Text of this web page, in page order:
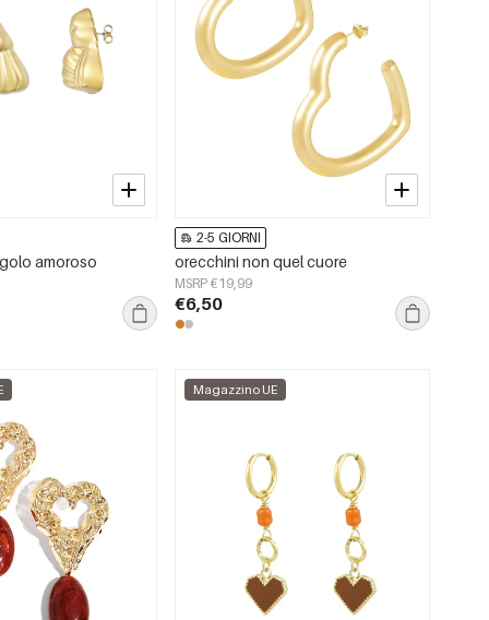
amoroso
2-5 GIORNI
orecchini non quel cuore
MSRP €19,99
€6,50
Magazzino UE